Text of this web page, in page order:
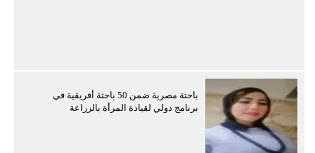
باحثة مصرية ضمن 50 باحثة أفريقية في
برنامج دولي لقيادة المرأة بالزراعة